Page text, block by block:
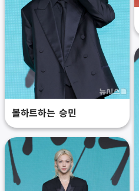
볼하트하는 승민